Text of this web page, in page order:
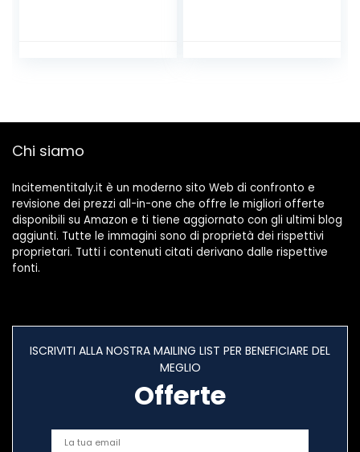
Cioccolato
Chi siamo
Incitementitaly.it è un moderno sito Web di confronto e
revisione dei prezzi all-in-one che offre le migliori offerte
disponibili su Amazon e ti tiene aggiornato con gli ultimi blog
aggiunti. Tutte le immagini sono di proprietà dei rispettivi
proprietari. Tutti i contenuti citati derivano dalle rispettive
fonti.
ISCRIVITI ALLA NOSTRA MAILING LIST PER BENEFICIARE DEL
MEGLIO
Offerte